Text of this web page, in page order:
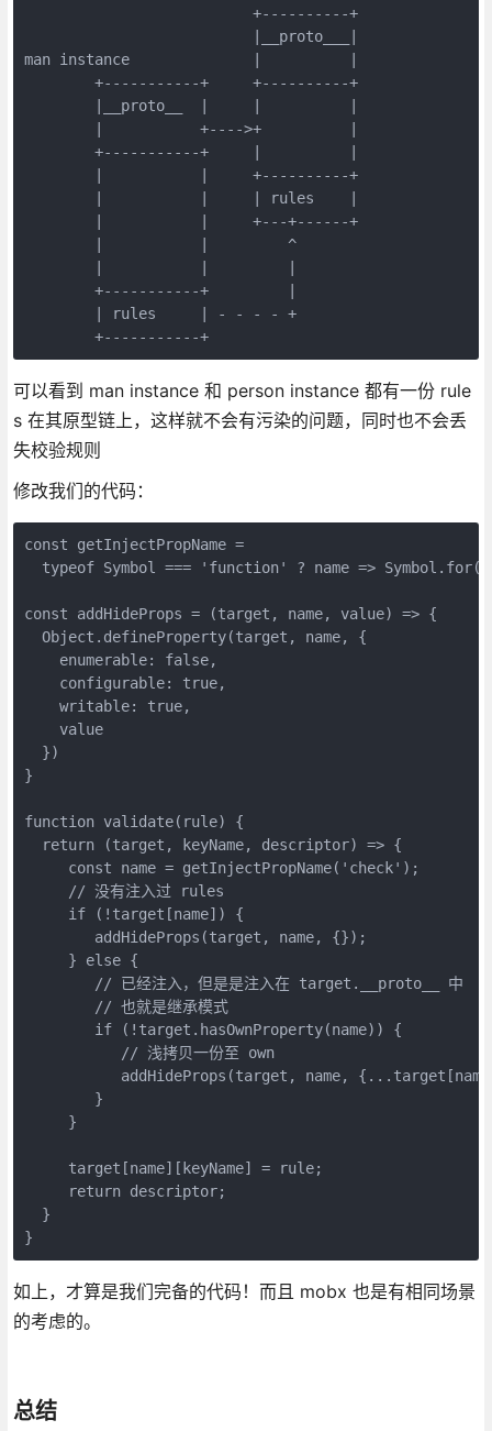
                          +----------+
                          |__proto___|
man instance              |          |
        +-----------+     +----------+
        |__proto__  |     |          |
        |           +---->+          |
        +-----------+     |          |
        |           |     +----------+
        |           |     | rules    |
        |           |     +---+------+
        |           |         ^
        |           |         |
        +-----------+         |
        | rules     | - - - - +
        +-----------+
可以看到 man instance 和 person instance 都有一份 rule
s 在其原型链上，这样就不会有污染的问题，同时也不会丢
失校验规则
修改我们的代码：
const getInjectPropName =
typeof Symbol === 'function' ? name =>
const addHideProps = (target, name, value) => {
  Object.defineProperty(target, name, {
    enumerable: false,
    configurable: true,
    writable: true,
    value
  })
}
function validate(rule) {
  return (target, keyName, descriptor) => {
     const name = getInjectPropName('check');
     // 没有注入过 rules
     if (!target[name]) {
        addHideProps(target, name, {});
     } else {
        // 已经注入，但是是注入在 target.__proto__ 中
        // 也就是继承模式
        if (!target.hasOwnProperty(name)) {
           // 浅拷贝一份至 own
addHideProps(target, name,
        }
     }
     target[name][keyName] = rule;
     return descriptor;
  }
如上，才算是我们完备的代码！而且 mobx 也是有相同场景
的考虑的。
总结